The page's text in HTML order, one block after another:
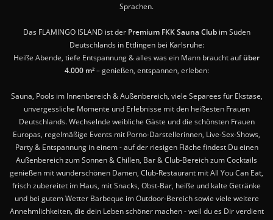
Sprachen.
Das FLAMINGO ISLAND ist der Premium FKK Sauna Clubim Süden
Deutschlands in Ettlingen bei Karlsruhe:
Heiße Abende, tiefe Entspannung & alles was ein Mann braucht aufüber
4.000 m²– genießen, entspannen, erleben:
Sauna, Pools im Innenbereich & Außenbereich, viele Separees für Ekstase,
unvergessliche Momente und Erlebnisse mit den heißesten Frauen
Deutschlands. Wechselnde weibliche Gäste und die schönsten Frauen
Europas, regelmäßige Events mit Porno-Darstellerinnen, Live-Sex-Shows,
Party & Entspannung in einem - auf der riesigen Fläche findest Du einen
Außenbereich zum Sonnen & Chillen, Bar & Club-Bereich zum Cocktails
genießen mit wunderschönen Damen, Club-Restaurant mit All You Can Eat,
frisch zubereitet im Haus, mit Snacks, Obst-Bar, heiße und kalte Getränke
und bei gutem Wetter Barbeque im Outdoor-Bereich sowie viele weitere
Annehmlichkeiten, die dein Leben schöner machen - weil du es Dir verdient